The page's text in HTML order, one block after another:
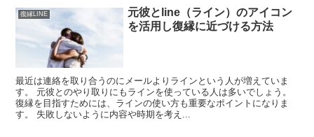
復縁LINE
元彼とline（ライン）のアイコン
を活用し復縁に近づける方法
最近は連絡を取り合うのにメールよりラインという人が増えていま
す。 元彼とのやり取りにもラインを使っている人は多いでしょう。
復縁を目指すためには、ラインの使い方も重要なポイントになりま
す。 失敗しないように内容や時期を考え...